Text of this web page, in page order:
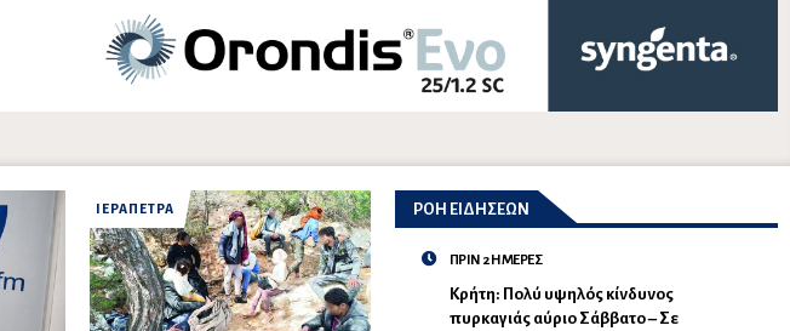
ΙΕΡΑΠΕΤΡΑ ΡΟΗ ΕΙΔΗΣΕΩΝ
ΠΡΙΝ 2 ΗΜΕΡΕΣ
Κρήτη: Πολύ υψηλός κίνδυνος
πυρκαγιάς αύριο Σάββατο – Σε